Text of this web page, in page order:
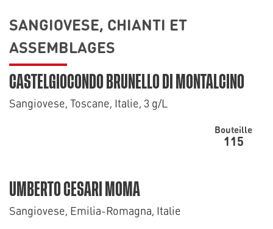
SANGIOVESE, CHIANTI ET
ASSEMBLAGES
CASTELGIOCONDO BRUNELLO DI MONTALCINO
Sangiovese, Toscane, Italie, 3 g/L
Bouteille
115
UMBERTO CESARI MOMA
Sangiovese, Emilia-Romagna, Italie